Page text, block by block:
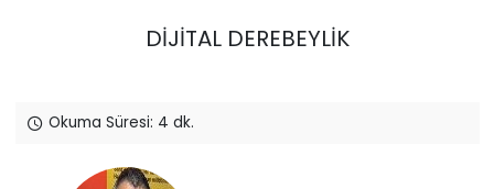
DİJİTAL DEREBEYLİK
Okuma Süresi: 4 dk.